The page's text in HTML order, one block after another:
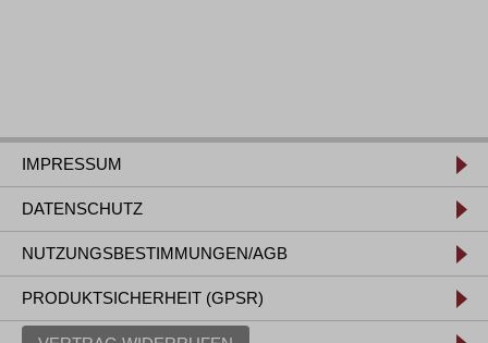
IMPRESSUM
DATENSCHUTZ
NUTZUNGSBESTIMMUNGEN/AGB
PRODUKTSICHERHEIT (GPSR)